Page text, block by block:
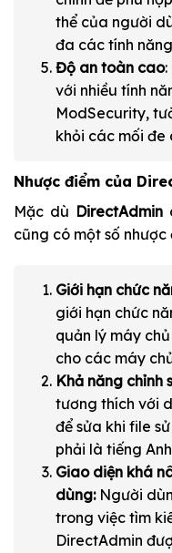
thể của người
đa các tính
Độ an toàn cao:
với nhiều tính
ModSecurity,
khỏi các mối đe
Nhược điểm của
Mặc dù DirectAdmin
cũng có một số nhược
Giới hạn chức
giới hạn chức
quản lý máy
cho các máy
Khả năng chỉnh
tương thích với
để sửa khi file
phải là tiếng
Giao diện khá
dùng: Người
trong việc tìm
DirectAdmin